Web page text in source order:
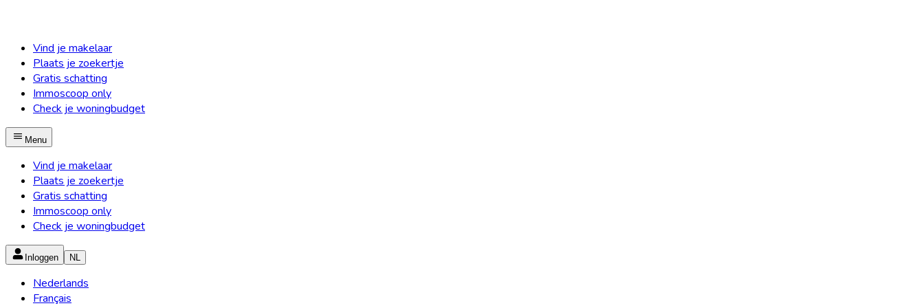
Vind je makelaar
Plaats je zoekertje
Gratis schatting
Immoscoop only
Check je woningbudget
Menu
Vind je makelaar
Plaats je zoekertje
Gratis schatting
Immoscoop only
Check je woningbudget
Inloggen NL
Nederlands
Français